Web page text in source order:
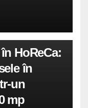
HoReCa:
în
un
mp